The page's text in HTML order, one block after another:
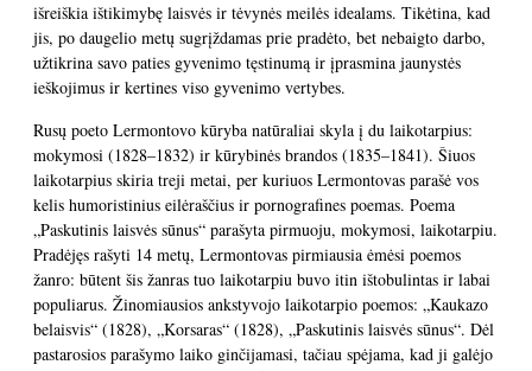
išreiškia ištikimybę laisvės ir tėvynės meilės idealams. Tikėtina, kad
jis, po daugelio metų sugrįždamas prie pradėto, bet nebaigto darbo,
užtikrina savo paties gyvenimo tęstinumą ir įprasmina jaunystės
ieškojimus ir kertines viso gyvenimo vertybes.
Rusų poeto Lermontovo kūryba natūraliai skyla į du laikotarpius:
mokymosi (1828–1832) ir kūrybinės brandos (1835–1841). Šiuos
laikotarpius skiria treji metai, per kuriuos Lermontovas parašė vos
kelis humoristinius eilėraščius ir pornografines poemas. Poema
„Paskutinis laisvės sūnus“ parašyta pirmuoju, mokymosi, laikotarpiu.
Pradėjęs rašyti 14 metų, Lermontovas pirmiausia ėmėsi poemos
žanro: būtent šis žanras tuo laikotarpiu buvo itin ištobulintas ir labai
populiarus. Žinomiausios ankstyvojo laikotarpio poemos: „Kaukazo
belaisvis“ (1828), „Korsaras“ (1828), „Paskutinis laisvės sūnus“. Dėl
pastarosios parašymo laiko ginčijamasi, tačiau spėjama, kad ji galėjo